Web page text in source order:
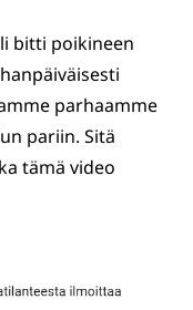
bitti poikineen
parhaamme
pariin. Sitä
tämä video